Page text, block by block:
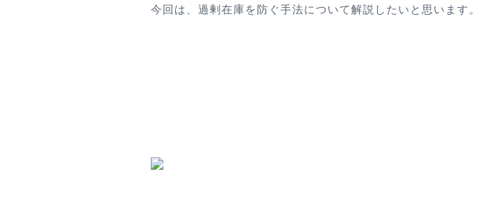
今回は、過剰在庫を防ぐ手法について解説したいと思います。